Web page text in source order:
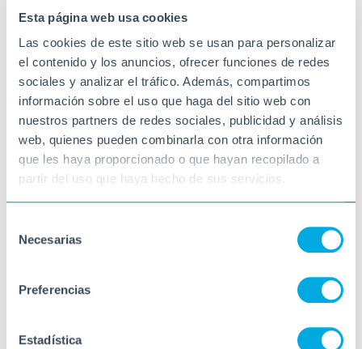
Esta página web usa cookies
Las cookies de este sitio web se usan para personalizar
el contenido y los anuncios, ofrecer funciones de redes
sociales y analizar el tráfico. Además, compartimos
información sobre el uso que haga del sitio web con
nuestros partners de redes sociales, publicidad y análisis
web, quienes pueden combinarla con otra información
que les haya proporcionado o que hayan recopilado a
partir del uso que haya hecho de sus servicios.
Necesarias
Preferencias
Estadística